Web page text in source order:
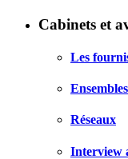
Cabinets et
Les
Réseaux
Interview